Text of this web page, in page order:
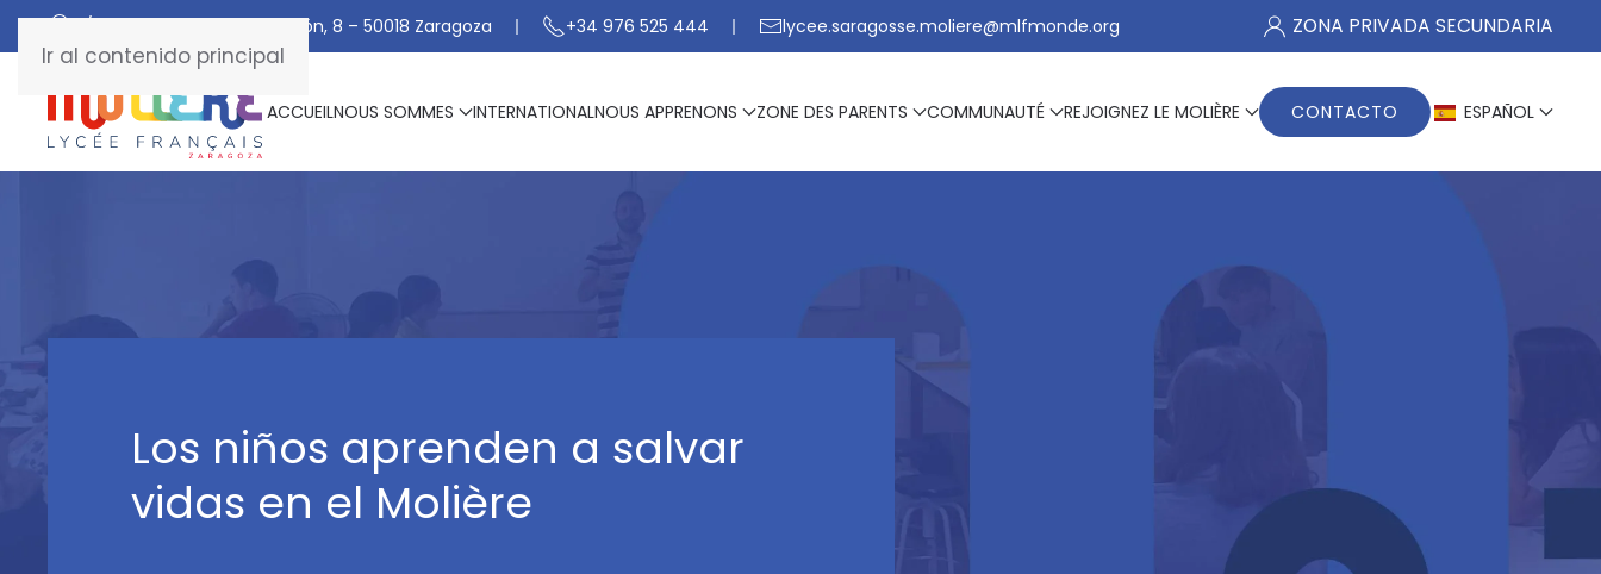
Ir al contenido principal
C/ De Manuel Marraco Ramón, 8 – 50018 Zaragoza +34 976 525 444 lycee.saragosse.moliere@mlfmonde.org ZONA PRIVADA SECUNDARIA
ACCUEILNOUS SOMMES INTERNATIONALNOUS APPRENONS ZONE DES PARENTS COMMUNAUTÉ REJOIGNEZ LE MOLIÈRE CONTACTO ESPAÑOL
Los niños aprenden a salvar
vidas en el Molière